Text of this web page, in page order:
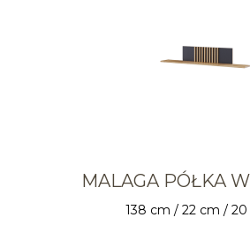
MALAGA PÓŁKA
138 cm / 22 cm /